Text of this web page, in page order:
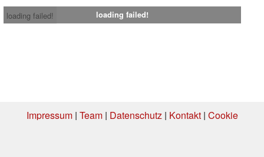
loading failed!
loading failed!
Impressum| Team| Datenschutz| Kontakt| Cookie